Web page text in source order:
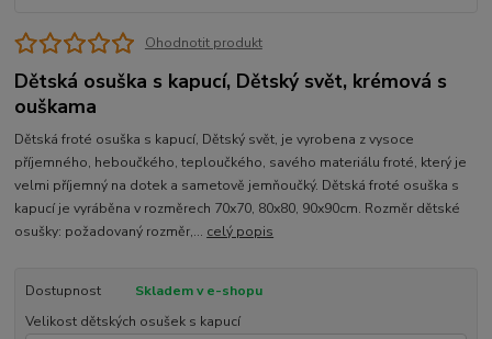
Ohodnotit produkt
Dětská osuška s kapucí, Dětský svět, krémová s
ouškama
Dětská froté osuška s kapucí, Dětský svět, je vyrobena z vysoce
příjemného, heboučkého, teploučkého, savého materiálu froté, který je
velmi příjemný na dotek a sametově jemňoučký. Dětská froté osuška s
kapucí je vyráběna v rozměrech 70x70, 80x80, 90x90cm. Rozměr dětské
osušky: požadovaný rozměr,... celý popis
Dostupnost
Skladem v e-shopu
Velikost dětských osušek s kapucí